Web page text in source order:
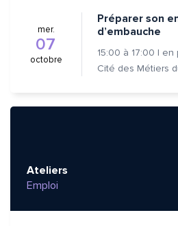
mer.
07
octobre
Préparer son
d’embauche
15:00 à 17:00 | en
Ateliers
Emploi